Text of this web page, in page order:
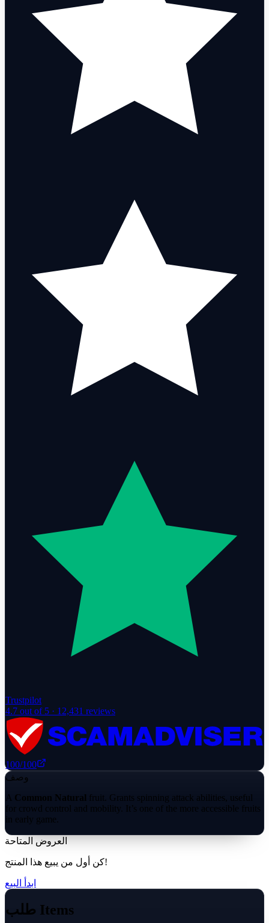
Trustpilot
4.7 out of 5 · 12,431 reviews
100/100
وصف
A Common Natural fruit. Grants spinning attack abilities, useful
for crowd control and mobility. It’s one of the more accessible fruits
in early game.
العروض المتاحة
كن أول من يبيع هذا المنتج!
ابدأ البيع
طلب Items